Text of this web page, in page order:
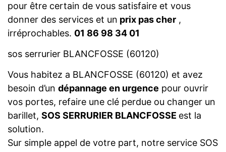
pour être certain de vous satisfaire et vous
donner des services et un prix pas cher ,
irréprochables. 01 86 98 34 01
sos serrurier BLANCFOSSE (60120)
Vous habitez a BLANCFOSSE (60120) et avez
besoin d’un dépannage en urgence pour ouvrir
vos portes, refaire une clé perdue ou changer un
barillet, SOS SERRURIER BLANCFOSSE est la
solution.
Sur simple appel de votre part, notre service SOS